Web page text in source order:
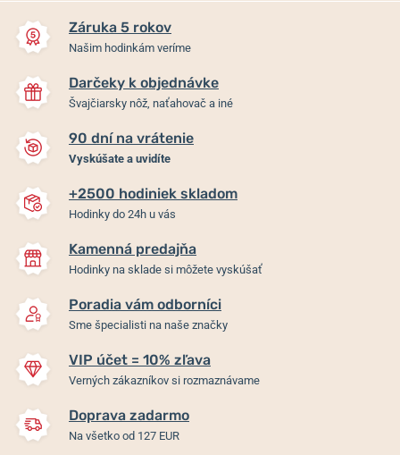
Záruka 5 rokov
Našim hodinkám veríme
Darčeky k objednávke
Švajčiarsky nôž, naťahovač a iné
90 dní na vrátenie
Vyskúšate a uvidíte
+2500 hodiniek skladom
Hodinky do 24h u vás
Kamenná predajňa
Hodinky na sklade si môžete vyskúšať
Poradia vám odborníci
Sme špecialisti na naše značky
VIP účet = 10% zľava
Verných zákazníkov si rozmaznávame
Doprava zadarmo
Na všetko od 127 EUR